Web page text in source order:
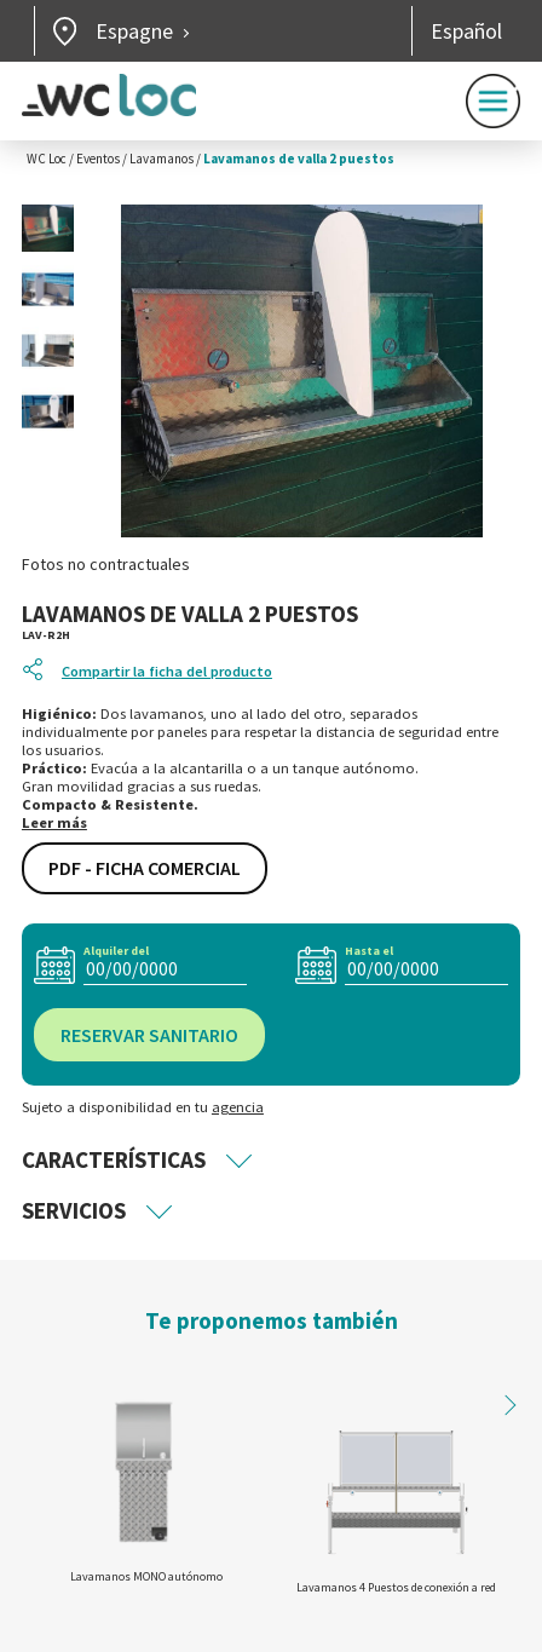
Espagne Español
WC Loc / Eventos / Lavamanos / Lavamanos de valla 2 puestos
Fotos no contractuales
LAVAMANOS DE VALLA 2 PUESTOS
LAV-R2H
Compartir la ficha del producto
Higiénico: Dos lavamanos, uno al lado del otro, separados
individualmente por paneles para respetar la distancia de seguridad entre
los usuarios.
Práctico: Evacúa a la alcantarilla o a un tanque autónomo.
Gran movilidad gracias a sus ruedas.
Compacto & Resistente.
Leer más
PDF - FICHA COMERCIAL
Alquiler del Hasta el
RESERVAR SANITARIO
Sujeto a disponibilidad en tu agencia
CARACTERÍSTICAS
SERVICIOS
Te proponemos también
Lavamanos MONO autónomo
Lavamanos 4 Puestos de conexión a red